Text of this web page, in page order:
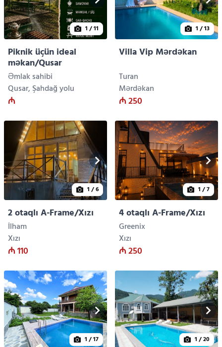
1 / 11
Piknik üçün ideal
məkan/Qusar
Əmlak sahibi
Qusar, Şahdağ yolu
₼
1 / 13
Villa Vip Mərdəkan
Turan
Mərdəkan
₼ 250
1 / 6
2 otaqlı A-Frame/Xızı
İlham
Xızı
₼ 110
1 / 7
4 otaqlı A-Frame/Xızı
Greenix
Xızı
₼ 250
1 / 17 1 / 20